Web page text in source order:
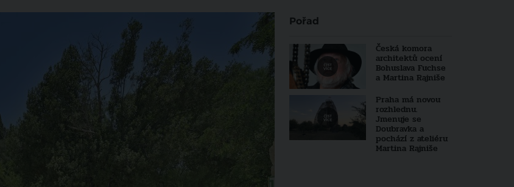
Pořad
Česká komora
architektů ocení
Bohuslava Fuchse
a Martina Rajniše
Praha má novou
rozhlednu.
Jmenuje se
Doubravka a
pochází z ateliéru
Martina Rajniše